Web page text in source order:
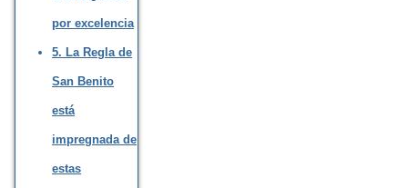
por excelencia
5. La Regla de
San Benito
está
impregnada de
estas